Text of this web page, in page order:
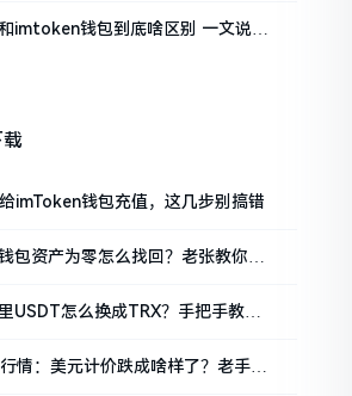
imtoken钱包到底啥区别 一文说清
imToken钱包充值，这几步别搞错
包资产为零怎么找回？老张教你几
USDT怎么换成TRX？手把手教你
情：美元计价跌成啥样了？老手教